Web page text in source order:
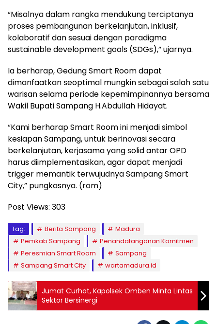
“Misalnya dalam rangka mendukung terciptanya
proses pembangunan berkelanjutan, inklusif,
kolaboratif dan sesuai dengan paradigma
sustainable development goals (SDGs),” ujarnya.
Ia berharap, Gedung Smart Room dapat
dimanfaatkan seoptimal mungkin sebagai salah satu
warisan selama periode kepemimpinannya bersama
Wakil Bupati Sampang H.Abdullah Hidayat.
“Kami berharap Smart Room ini menjadi simbol
kesiapan Sampang, untuk berinovasi secara
berkelanjutan, kerjasama yang solid antar OPD
harus diimplementasikan, agar dapat menjadi
trigger memantik terwujudnya Sampang Smart
City,” pungkasnya. (rom)
Post Views: 303
Tag: Berita Sampang
Madura
Pemkab Sampang
Penandatanganan Komitmen
Peresmian Smart Room
Sampang
Sampang Smart City
wartamadura.id
Jumat Curhat, Kapolsek Omben Minta Lintas
Sektor Bersinergi